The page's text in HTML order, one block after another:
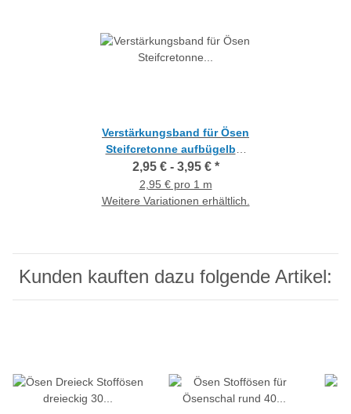
Verstärkungsband für Ösen
Steifcretonne aufbügelbar
transparent, Meterware
2,95 € - 3,95 € *
2,95 € pro 1 m
Weitere Variationen erhältlich.
Kunden kauften dazu folgende Artikel: